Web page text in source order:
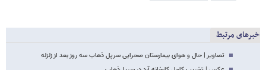
خبرهای مرتبط
تصاویر | حال و هوای بیمارستان صحرایی سرپل ذهاب سه روز بعد از زلزله